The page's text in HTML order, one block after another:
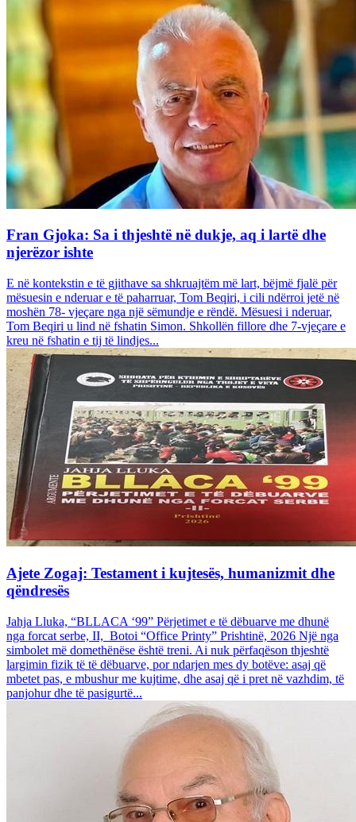
Fran Gjoka: Sa i thjeshtë në dukje, aq i lartë dhe
njerëzor ishte
E në kontekstin e të gjithave sa shkruajtëm më lart, bëjmë fjalë për
mësuesin e nderuar e të paharruar, Tom Beqiri, i cili ndërroi jetë në
moshën 78- vjeçare nga një sëmundje e rëndë. Mësuesi i nderuar,
Tom Beqiri u lind në fshatin Simon. Shkollën fillore dhe 7-vjeçare e
kreu në fshatin e tij të lindjes...
Ajete Zogaj: Testament i kujtesës, humanizmit dhe
qëndresës
Jahja Lluka, “BLLACA ‘99” Përjetimet e të dëbuarve me dhunë
nga forcat serbe, II, Botoi “Office Printy” Prishtinë, 2026 Një nga
simbolet më domethënëse është treni. Ai nuk përfaqëson thjeshtë
largimin fizik të të dëbuarve, por ndarjen mes dy botëve: asaj që
mbetet pas, e mbushur me kujtime, dhe asaj që i pret në vazhdim, të
panjohur dhe të pasigurtë...